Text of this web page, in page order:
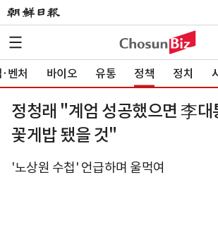
벤처 바이오 유통 정책 정치
정청래 "계엄 성공했으면 李대
꽃게밥 됐을 것"
'노상원 수첩' 언급하며 울먹여